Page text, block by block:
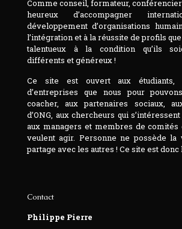
Comme conseil, formateur, conférencier
heureux d’accompagner
développement d’organisations
l’intégration et à la réussite de profils
talentueux à la condition qu’ils
différents et généreux !
Ce site est ouvert aux étudiants,
d’entreprises que nous pour
coacher, aux partenaires sociaux,
d’ONG, aux chercheurs qui
aux managers et membres de
veulent agir. Personne ne possède la
partage avec les autres ! Ce site est donc
Contact
Philippe Pierre